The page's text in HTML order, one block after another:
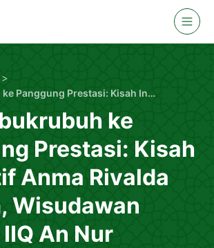
>
Dari Gubukrubuh ke Panggung Prestasi: Kisah Inspiratif Anma Rivalda Ma’sum, Wisudawan Terbaik IIQ An Nur Yogyakarta yang Hafal al-Qur’an 30 Juz
ke
Prestasi: Kisah
Anma Rivalda
Wisudawan
An Nur